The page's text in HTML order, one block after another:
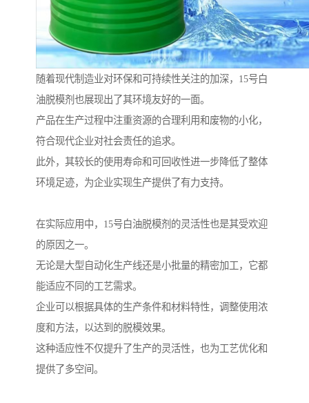
随着现代制造业对环保和可持续性关注的加深，15号白
油脱模剂也展现出了其环境友好的一面。
产品在生产过程中注重资源的合理利用和废物的小化，
符合现代企业对社会责任的追求。
此外，其较长的使用寿命和可回收性进一步降低了整体
环境足迹，为企业实现生产提供了有力支持。
在实际应用中，15号白油脱模剂的灵活性也是其受欢迎
的原因之一。
无论是大型自动化生产线还是小批量的精密加工，它都
能适应不同的工艺需求。
企业可以根据具体的生产条件和材料特性，调整使用浓
度和方法，以达到的脱模效果。
这种适应性不仅提升了生产的灵活性，也为工艺优化和
提供了多空间。